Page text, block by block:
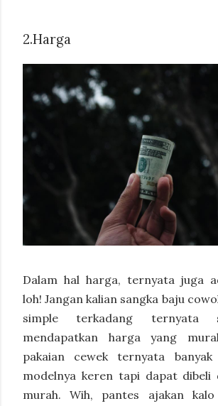
2.Harga
Dalam hal harga, ternyata juga
loh! Jangan kalian sangka baju
simple terkadang ternyata
mendapatkan harga yang
pakaian cewek ternyata
modelnya keren tapi dapat dibeli
murah. Wih, pantes ajakan